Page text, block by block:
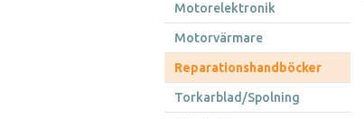
Motorelektronik
Motorvärmare
Reparationshandböcker
Torkarblad/Spolning